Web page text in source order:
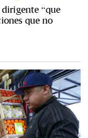
“que
que no